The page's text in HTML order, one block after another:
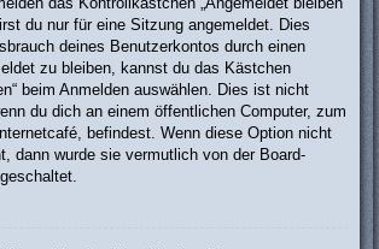
du nur für eine Sitzung angemeldet. Dies
deines Benutzerkontos durch einen
zu bleiben, kannst du das Kästchen
beim Anmelden auswählen. Dies ist nicht
du dich an einem öffentlichen Computer, zum
befindest. Wenn diese Option nicht
dann wurde sie vermutlich von der Board-